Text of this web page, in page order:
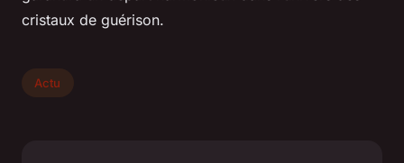
cristaux de guérison.
Actu